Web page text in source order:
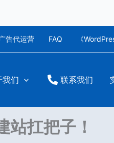
告代运营 FAQ 《
我们 联系我们
扛把子！